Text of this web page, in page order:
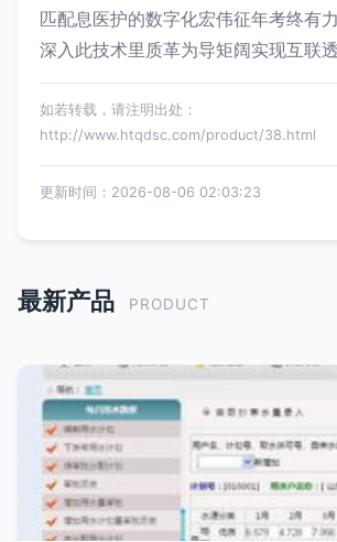
匹配息医护的数字化宏伟征年考终有
深入此技术里质革为导矩阔实现互联
如若转载，请注明出处：
http://www.htqdsc.com/product/38.html
更新时间：2026-08-06 02:03:23
最新产品 PRODUCT